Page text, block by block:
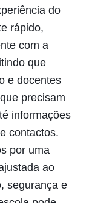
do
rápido,
com a
que
e docentes
precisam
informações
contactos.
por uma
ao
segurança e